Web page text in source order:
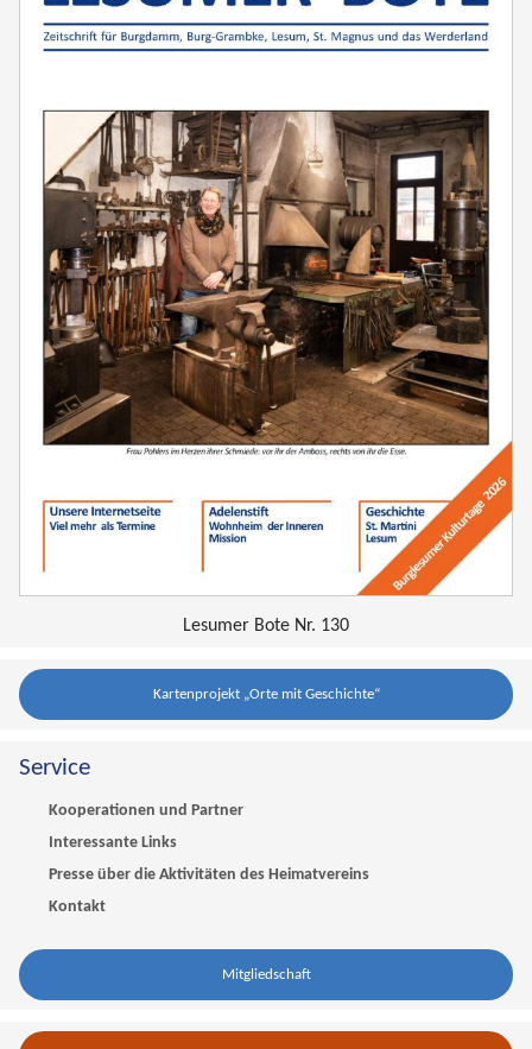
Lesumer Bote Nr. 130
Kartenprojekt „Orte mit Geschichte“
Service
Kooperationen und Partner
Interessante Links
Presse über die Aktivitäten des Heimatvereins
Kontakt
Mitgliedschaft